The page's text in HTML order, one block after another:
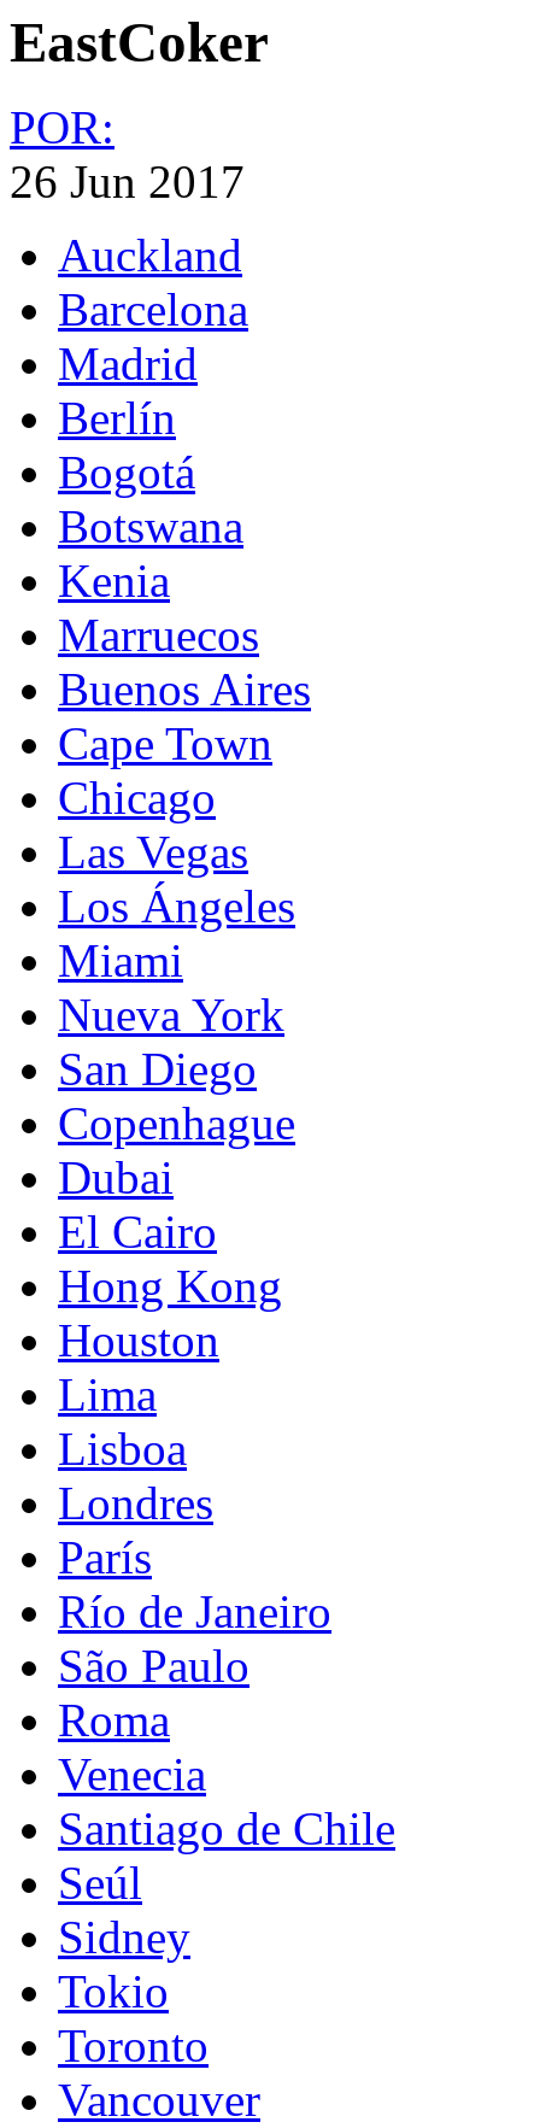
EastCoker
POR:
26 Jun 2017
Auckland
Barcelona
Madrid
Berlín
Bogotá
Botswana
Kenia
Marruecos
Buenos Aires
Cape Town
Chicago
Las Vegas
Los Ángeles
Miami
Nueva York
San Diego
Copenhague
Dubai
El Cairo
Hong Kong
Houston
Lima
Lisboa
Londres
París
Río de Janeiro
São Paulo
Roma
Venecia
Santiago de Chile
Seúl
Sidney
Tokio
Toronto
Vancouver